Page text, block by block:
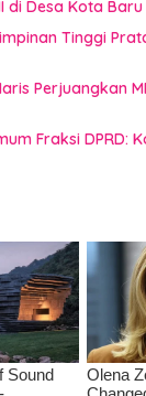
di Desa Kota
Tinggi
Perjuangkan
Fraksi DPRD: